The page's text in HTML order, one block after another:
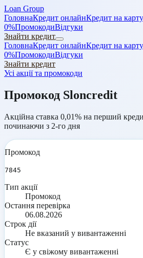
Loan Group
ГоловнаКредит онлайнКредит на карту
0%ПромокодиВідгуки
Знайти кредит
ГоловнаКредит онлайнКредит на карту
0%ПромокодиВідгуки
Знайти кредит
Усі акції та промокоди
Промокод Sloncredit
Акційна ставка 0,01% на перший
починаючи з 2-го дня
Промокод
7845
Тип акції
Промокод
Остання перевірка
06.08.2026
Строк дії
Не вказаний у вивантаженні
Статус
Є у свіжому вивантаженні